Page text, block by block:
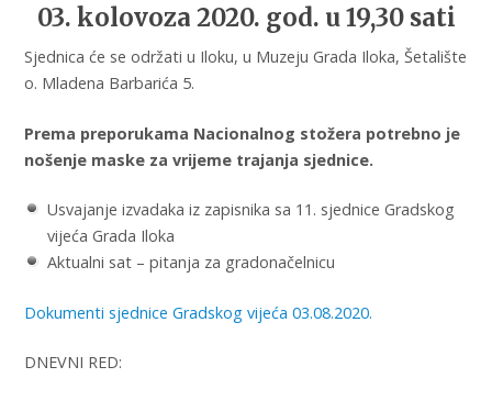
03. kolovoza 2020. god. u 19,30 sati
Sjednica će se održati u Iloku, u Muzeju Grada Iloka, Šetalište
o. Mladena Barbarića 5.
Prema preporukama Nacionalnog stožera potrebno je
nošenje maske za vrijeme trajanja sjednice.
Usvajanje izvadaka iz zapisnika sa 11. sjednice Gradskog
vijeća Grada Iloka
Aktualni sat – pitanja za gradonačelnicu
Dokumenti sjednice Gradskog vijeća 03.08.2020.
DNEVNI RED: